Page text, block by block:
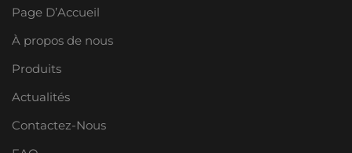
Page D’Accueil
À propos de nous
Produits
Actualités
Contactez-Nous